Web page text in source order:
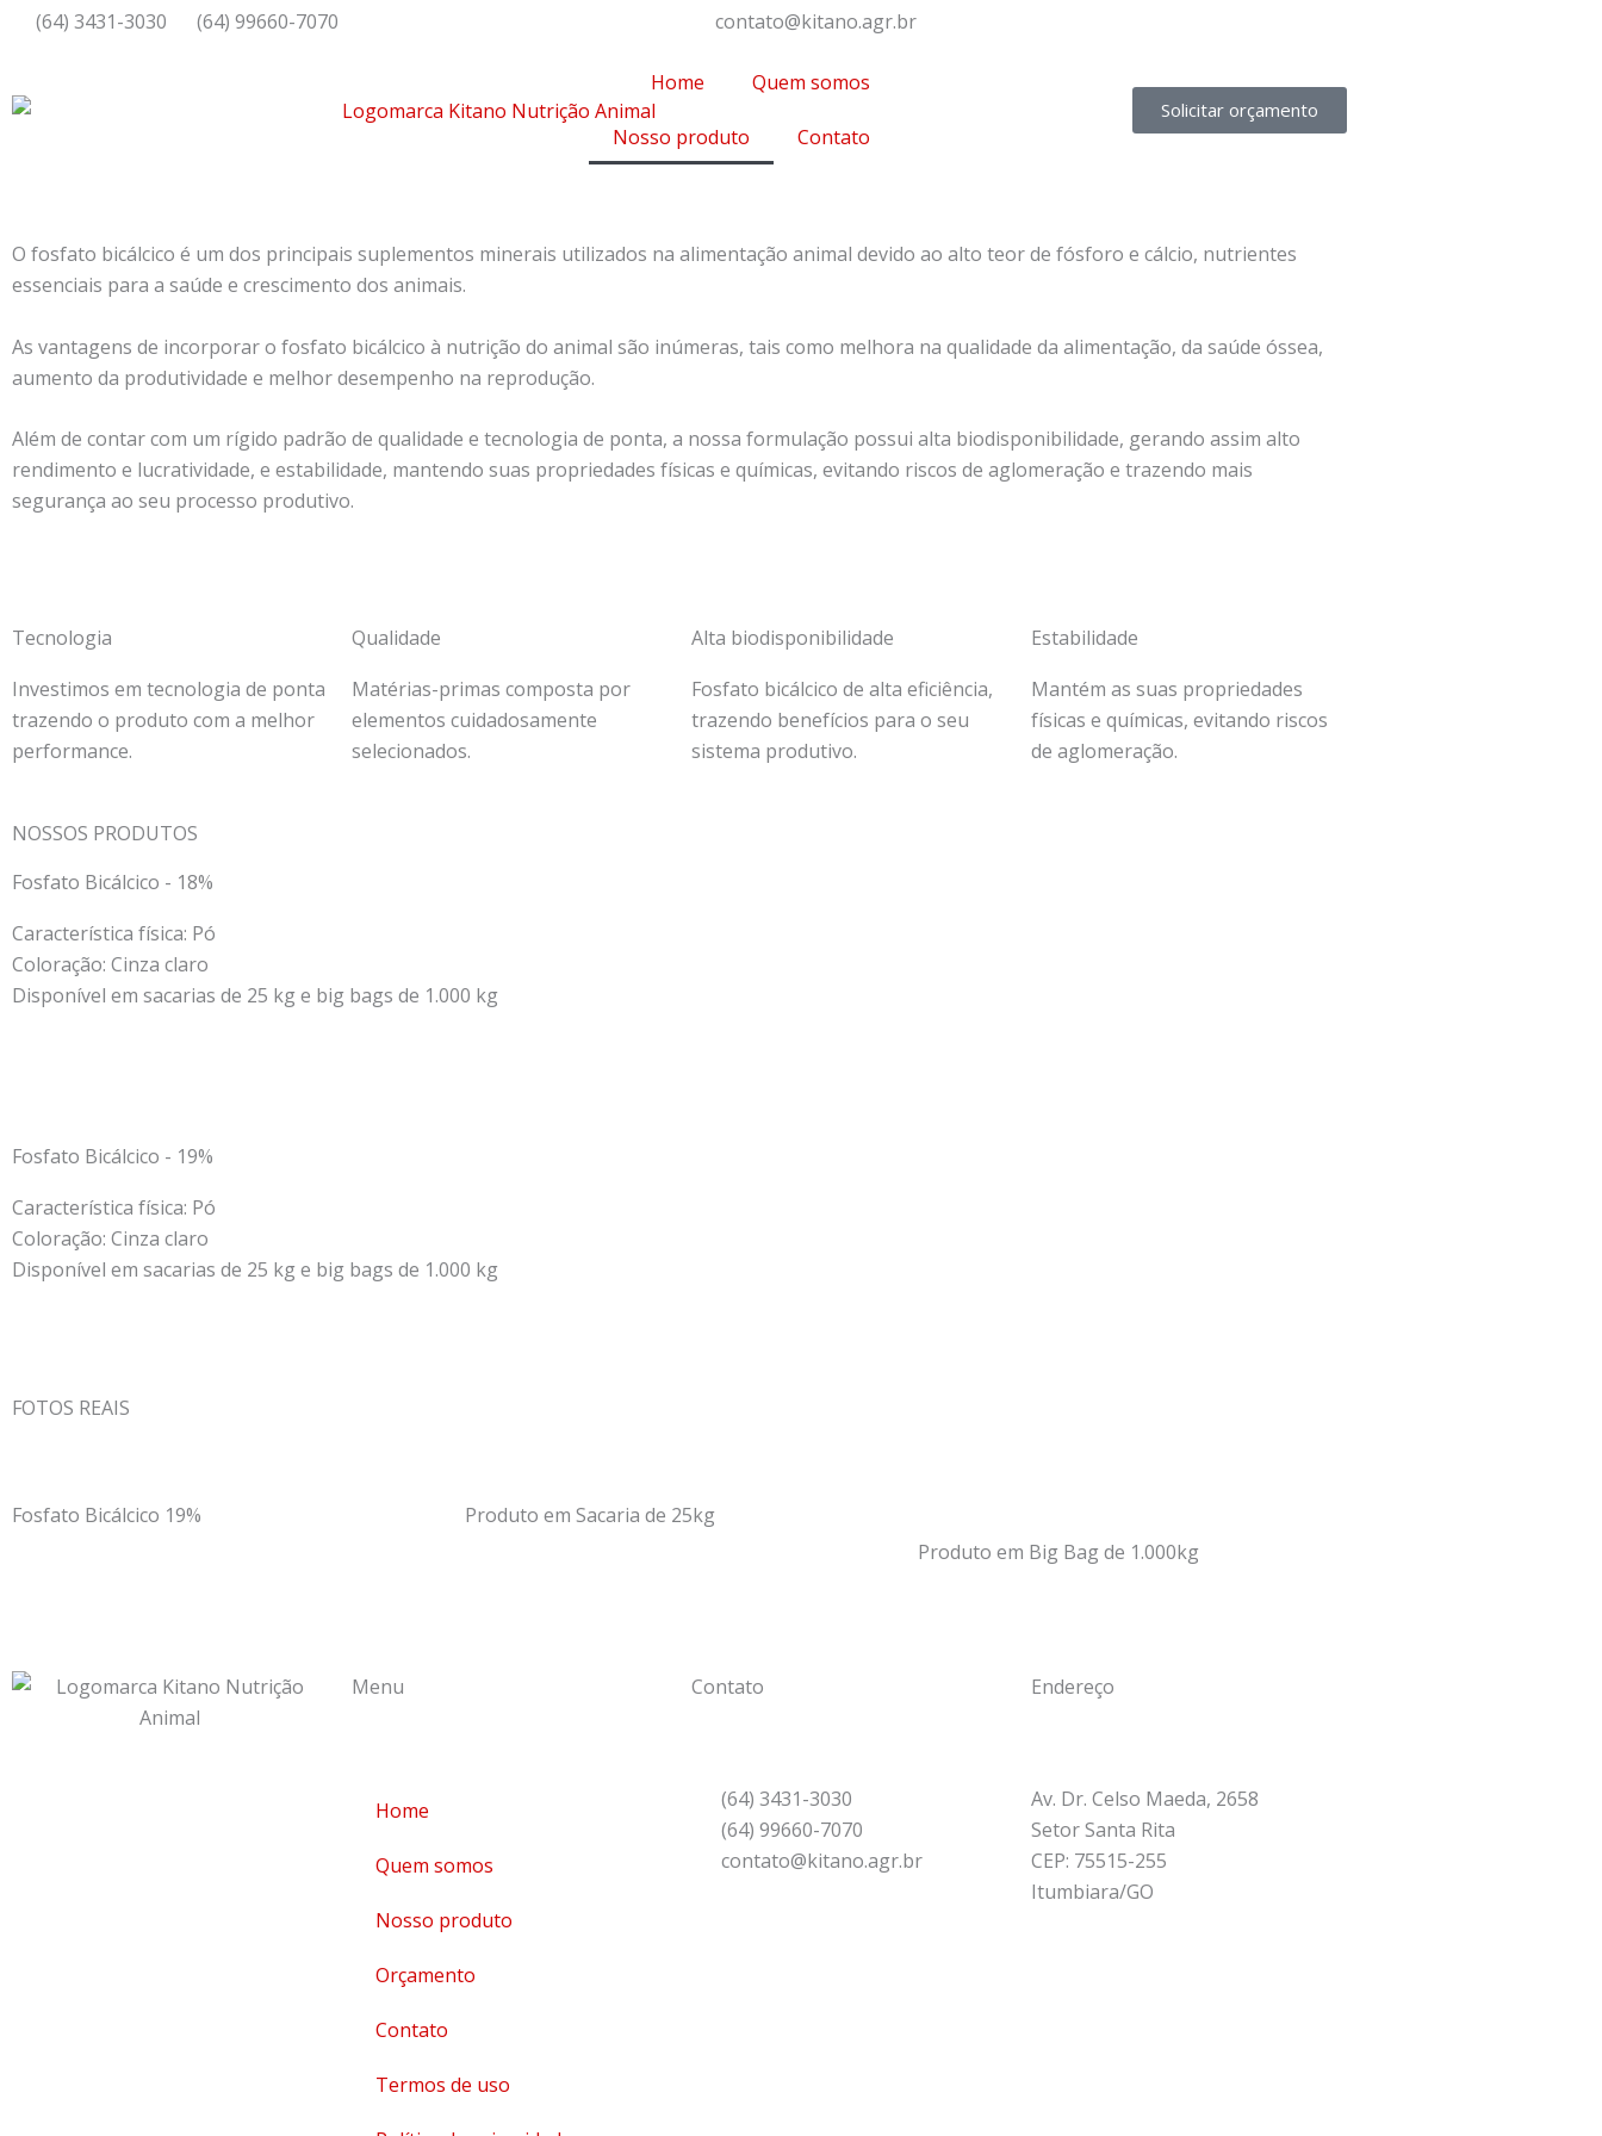
conteúdo
(64) 3431-3030 (64) 99660-7070 contato@kitano.agr.br
Home Quem somos
Nosso produto Contato
Solicitar orçamento
O fosfato bicálcico é um dos principais suplementos minerais utilizados na alimentação animal devido ao alto teor de fósforo e cálcio, nutrientes
essenciais para a saúde e crescimento dos animais.
As vantagens de incorporar o fosfato bicálcico à nutrição do animal são inúmeras, tais como melhora na qualidade da alimentação, da saúde óssea,
aumento da produtividade e melhor desempenho na reprodução.
Além de contar com um rígido padrão de qualidade e tecnologia de ponta, a nossa formulação possui alta biodisponibilidade, gerando assim alto
rendimento e lucratividade, e estabilidade, mantendo suas propriedades físicas e químicas, evitando riscos de aglomeração e trazendo mais
segurança ao seu processo produtivo.
Tecnologia
Investimos em tecnologia de ponta
trazendo o produto com a melhor
performance.
Qualidade
Matérias-primas composta por
elementos cuidadosamente
selecionados.
Alta biodisponibilidade
Fosfato bicálcico de alta eficiência,
trazendo benefícios para o seu
sistema produtivo.
Estabilidade
Mantém as suas propriedades
físicas e químicas, evitando riscos
de aglomeração.
NOSSOS PRODUTOS
Fosfato Bicálcico - 18%
Característica física: Pó
Coloração: Cinza claro
Disponível em sacarias de 25 kg e big bags de 1.000 kg
Fosfato Bicálcico - 19%
Característica física: Pó
Coloração: Cinza claro
Disponível em sacarias de 25 kg e big bags de 1.000 kg
FOTOS REAIS
Fosfato Bicálcico 19%
Produto em Sacaria de 25kg
Produto em Big Bag de 1.000kg
Menu
Home
Quem somos
Nosso produto
Orçamento
Contato
Termos de uso
Contato
(64) 3431-3030
(64) 99660-7070
contato@kitano.agr.br
Endereço
Av. Dr. Celso Maeda, 2658
Setor Santa Rita
CEP: 75515-255
Itumbiara/GO